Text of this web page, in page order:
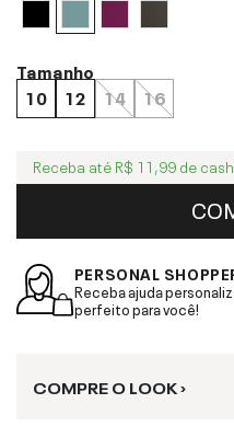
Tamanho
10
12 14 16
Receba até R$ 11,99 de
PERSONAL
Receba ajuda
perfeito para você!
COMPRE O LOOK ›